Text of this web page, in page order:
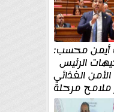
أيمن محسب:
الرئيس
الغذائي
ملامح مرحلة
جديدة